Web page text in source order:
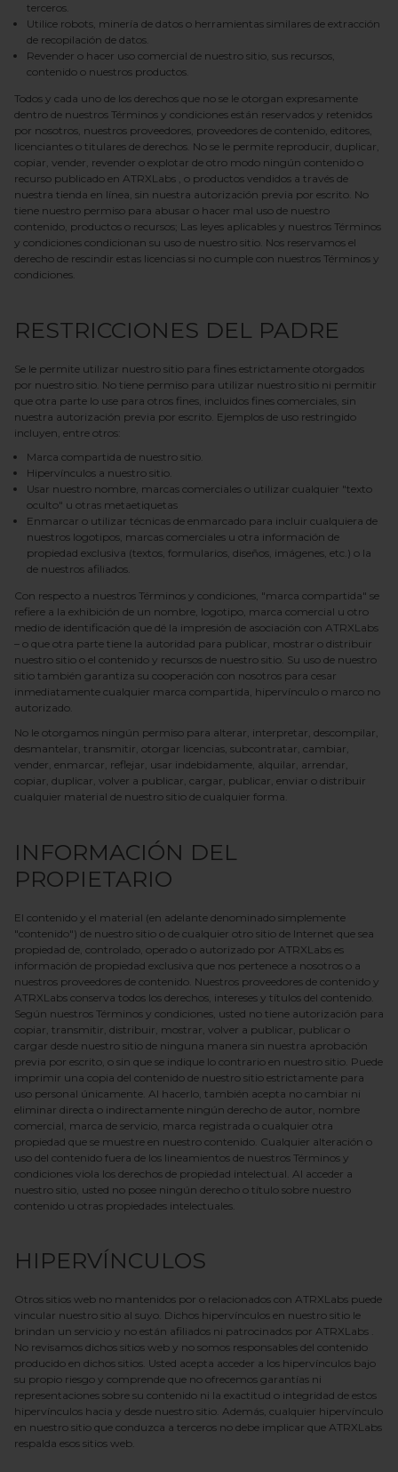
terceros.
Utilice robots, minería de datos o herramientas similares de extracción
de recopilación de datos.
Revender o hacer uso comercial de nuestro sitio, sus recursos,
contenido o nuestros productos.
Todos y cada uno de los derechos que no se le otorgan expresamente
dentro de nuestros Términos y condiciones están reservados y retenidos
por nosotros, nuestros proveedores, proveedores de contenido, editores,
licenciantes o titulares de derechos. No se le permite reproducir, duplicar,
copiar, vender, revender o explotar de otro modo ningún contenido o
recurso publicado en ATRXLabs , o productos vendidos a través de
nuestra tienda en línea, sin nuestra autorización previa por escrito. No
tiene nuestro permiso para abusar o hacer mal uso de nuestro
contenido, productos o recursos; Las leyes aplicables y nuestros Términos
y condiciones condicionan su uso de nuestro sitio. Nos reservamos el
derecho de rescindir estas licencias si no cumple con nuestros Términos y
condiciones.
RESTRICCIONES DEL PADRE
Se le permite utilizar nuestro sitio para fines estrictamente otorgados
por nuestro sitio. No tiene permiso para utilizar nuestro sitio ni permitir
que otra parte lo use para otros fines, incluidos fines comerciales, sin
nuestra autorización previa por escrito. Ejemplos de uso restringido
incluyen, entre otros:
Marca compartida de nuestro sitio.
Hipervínculos a nuestro sitio.
Usar nuestro nombre, marcas comerciales o utilizar cualquier "texto
oculto" u otras metaetiquetas
Enmarcar o utilizar técnicas de enmarcado para incluir cualquiera de
nuestros logotipos, marcas comerciales u otra información de
propiedad exclusiva (textos, formularios, diseños, imágenes, etc.) o la
de nuestros afiliados.
Con respecto a nuestros Términos y condiciones, "marca compartida" se
refiere a la exhibición de un nombre, logotipo, marca comercial u otro
medio de identificación que dé la impresión de asociación con ATRXLabs
– o que otra parte tiene la autoridad para publicar, mostrar o distribuir
nuestro sitio o el contenido y recursos de nuestro sitio. Su uso de nuestro
sitio también garantiza su cooperación con nosotros para cesar
inmediatamente cualquier marca compartida, hipervínculo o marco no
autorizado.
No le otorgamos ningún permiso para alterar, interpretar, descompilar,
desmantelar, transmitir, otorgar licencias, subcontratar, cambiar,
vender, enmarcar, reflejar, usar indebidamente, alquilar, arrendar,
copiar, duplicar, volver a publicar, cargar, publicar, enviar o distribuir
cualquier material de nuestro sitio de cualquier forma.
INFORMACIÓN DEL
PROPIETARIO
El contenido y el material (en adelante denominado simplemente
"contenido") de nuestro sitio o de cualquier otro sitio de Internet que sea
propiedad de, controlado, operado o autorizado por ATRXLabs es
información de propiedad exclusiva que nos pertenece a nosotros o a
nuestros proveedores de contenido. Nuestros proveedores de contenido y
ATRXLabs conserva todos los derechos, intereses y títulos del contenido.
Según nuestros Términos y condiciones, usted no tiene autorización para
copiar, transmitir, distribuir, mostrar, volver a publicar, publicar o
cargar desde nuestro sitio de ninguna manera sin nuestra aprobación
previa por escrito, o sin que se indique lo contrario en nuestro sitio. Puede
imprimir una copia del contenido de nuestro sitio estrictamente para
uso personal únicamente. Al hacerlo, también acepta no cambiar ni
eliminar directa o indirectamente ningún derecho de autor, nombre
comercial, marca de servicio, marca registrada o cualquier otra
propiedad que se muestre en nuestro contenido. Cualquier alteración o
uso del contenido fuera de los lineamientos de nuestros Términos y
condiciones viola los derechos de propiedad intelectual. Al acceder a
nuestro sitio, usted no posee ningún derecho o título sobre nuestro
contenido u otras propiedades intelectuales.
HIPERVÍNCULOS
Otros sitios web no mantenidos por o relacionados con ATRXLabs puede
vincular nuestro sitio al suyo. Dichos hipervínculos en nuestro sitio le
brindan un servicio y no están afiliados ni patrocinados por ATRXLabs
No revisamos dichos sitios web y no somos responsables del contenido
producido en dichos sitios. Usted acepta acceder a los hipervínculos bajo
su propio riesgo y comprende que no ofrecemos garantías ni
representaciones sobre su contenido ni la exactitud o integridad de estos
hipervínculos hacia y desde nuestro sitio. Además, cualquier hipervínculo
en nuestro sitio que conduzca a terceros no debe implicar que ATRXLabs
respalda esos sitios web.